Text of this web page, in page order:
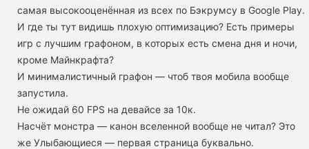
самая высокооценённая из всех по Бэкрумсу в Google Play.
И где ты тут видишь плохую оптимизацию? Есть примеры
игр с лучшим графоном, в которых есть смена дня и ночи,
кроме Майнкрафта?
И минималистичный графон — чтоб твоя мобила вообще
запустила.
Не ожидай 60 FPS на девайсе за 10к.
Насчёт монстра — канон вселенной вообще не читал? Это
же Улыбающиеся — первая страница буквально.